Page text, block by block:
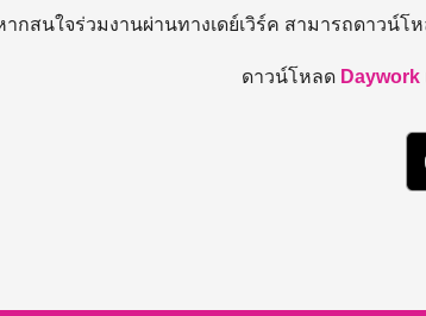
ากสนใจร่วมงานผ่านทางเดย์เวิร์ค สามารถดาวน์โ
ดาวน์โหลด Daywork